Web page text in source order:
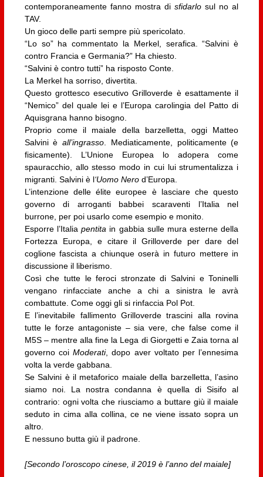
contemporaneamente fanno mostra disfidarlosul no al
TAV.
Un gioco delle parti sempre più spericolato.
“Lo so” ha commentato la Merkel, serafica. “Salvini è
contro Francia e Germania?” Ha chiesto.
“Salvini è contro tutti” ha risposto Conte.
La Merkel ha sorriso, divertita.
Questo grottesco esecutivo Grilloverde è esattamente il
“Nemico” del quale lei e l’Europa carolingia del Patto di
Aquisgrana hanno bisogno.
Proprio come il maiale della barzelletta, oggi Matteo
Salvini èall’ingrasso . Mediaticamente, politicamente (e
fisicamente). L’Unione Europea lo adopera come
spauracchio, allo stesso modo in cui lui strumentalizza i
migranti. Salvini è l‘Uomo Nerod’Europa.
L’intenzione delle élite europee è lasciare che questo
governo di arroganti babbei scaraventi l’Italia nel
burrone, per poi usarlo come esempio e monito.
Esporre l’Italiapentita in gabbia sulle mura esterne della
Fortezza Europa, e citare il Grilloverde per dare del
coglione fascista a chiunque oserà in futuro mettere in
discussione il liberismo.
Così che tutte le feroci stronzate di Salvini e Toninelli
vengano rinfacciate anche a chi a sinistra le avrà
combattute. Come oggi gli si rinfaccia Pol Pot.
E l’inevitabile fallimento Grilloverde trascini alla rovina
tutte le forze antagoniste – sia vere, che false come il
M5S – mentre alla fine la Lega di Giorgetti e Zaia torna al
governo coiModerati, dopo aver voltato per l’ennesima
volta la verde gabbana.
Se Salvini è il metaforico maiale della barzelletta, l’asino
siamo noi. La nostra condanna è quella di Sisifo al
contrario: ogni volta che riusciamo a buttare giù il maiale
seduto in cima alla collina, ce ne viene issato sopra un
altro.
E nessuno butta giù il padrone.
[Secondo l’oroscopo cinese, il 2019 è l’anno del maiale]